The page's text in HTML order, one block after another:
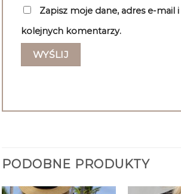
Zapisz moje dane, adres e-mail
kolejnych komentarzy.
PODOBNE PRODUKTY